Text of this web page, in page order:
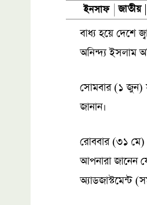
ইনসাফ জাতীয়
বাধ্য হয়ে দেশে
অনিন্দ্য ইসলাম
সোমবার (১ জুন)
জানান।
রোববার (৩১ মে)
আপনারা জানেন
অ্যাডজাস্টমেন্ট